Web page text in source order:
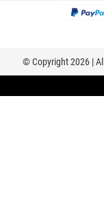
© Copyright 2026 |